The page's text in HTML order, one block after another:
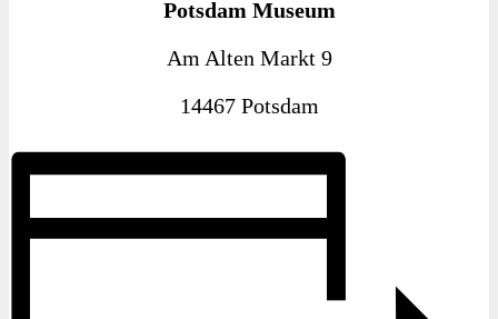
Potsdam Museum
Am Alten Markt 9
14467 Potsdam